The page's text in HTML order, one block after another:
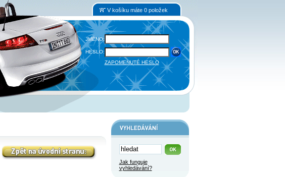
V košíku máte 0 položek
JMÉNO:
HESLO:
ZAPOMENUTÉ HESLO
Jak funguje
vyhledávání?